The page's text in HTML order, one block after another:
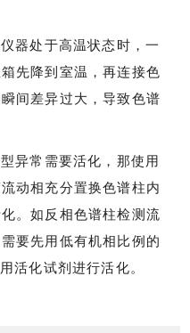
器处于高温状态时，一
先降到室温，再连接色
间差异过大，导致色谱
异常需要活化，那使用
动相充分置换色谱柱内
。如反相色谱柱检测流
要先用低有机相比例的
活化试剂进行活化。